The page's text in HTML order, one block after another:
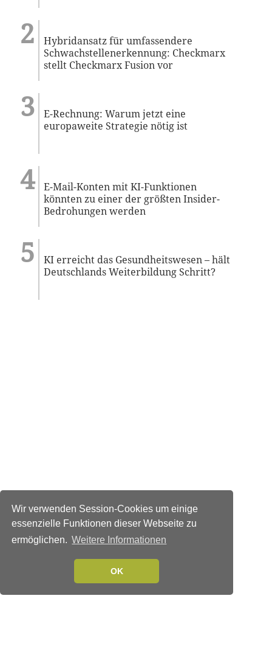
Wir verwenden Session-Cookies um einige
essenzielle Funktionen dieser Webseite zu
ermöglichen. Weitere Informationen
OK
Hybridansatz für umfassendere
Schwachstellenerkennung: Checkmarx
stellt Checkmarx Fusion vor
E-Rechnung: Warum jetzt eine
europaweite Strategie nötig ist
E-Mail-Konten mit KI-Funktionen
könnten zu einer der größten Insider-
Bedrohungen werden
KI erreicht das Gesundheitswesen – hält
Deutschlands Weiterbildung Schritt?